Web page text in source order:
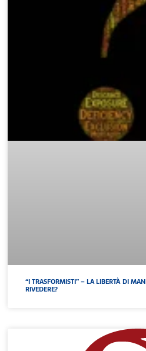
“I TRASFORMISTI” – LA LIBERTÀ DI
RIVEDERE?